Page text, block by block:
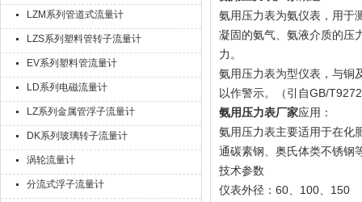
LZM系列管道式流量计
LZS系列塑料管转子流量计
EV系列塑料管流量计
LD系列电磁流量计
LZ系列金属管浮子流量计
DK系列玻璃转子流量计
涡轮流量计
分流式浮子流量计
氨用压力表为氨仪表，用于
凝固的氨气、氨液介质的压
力。
氨用压力表为型仪表，与铜
以作警示。（引自GB/
氨用压力表厂家应用：
氨用压力表主要适用于在化
通碳素钢、奥氏体类不锈钢
技术参数
仪表外径：60、100、150